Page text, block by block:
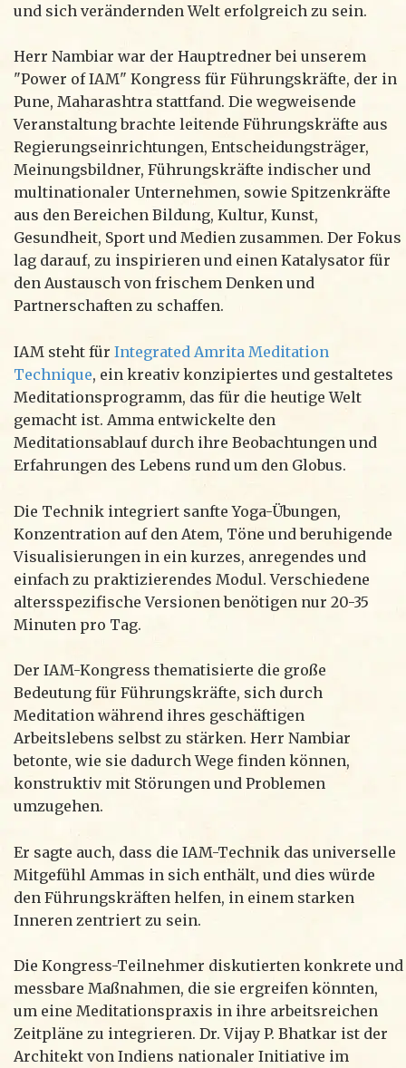
und sich verändernden Welt erfolgreich zu sein.
Herr Nambiar war der Hauptredner bei unserem
"Power of IAM" Kongress für Führungskräfte, der in
Pune, Maharashtra stattfand. Die wegweisende
Veranstaltung brachte leitende Führungskräfte aus
Regierungseinrichtungen, Entscheidungsträger,
Meinungsbildner, Führungskräfte indischer und
multinationaler Unternehmen, sowie Spitzenkräfte
aus den Bereichen Bildung, Kultur, Kunst,
Gesundheit, Sport und Medien zusammen. Der Fokus
lag darauf, zu inspirieren und einen Katalysator für
den Austausch von frischem Denken und
Partnerschaften zu schaffen.
IAM steht für Integrated Amrita Meditation
Technique, ein kreativ konzipiertes und gestaltetes
Meditationsprogramm, das für die heutige Welt
gemacht ist. Amma entwickelte den
Meditationsablauf durch ihre Beobachtungen und
Erfahrungen des Lebens rund um den Globus.
Die Technik integriert sanfte Yoga-Übungen,
Konzentration auf den Atem, Töne und beruhigende
Visualisierungen in ein kurzes, anregendes und
einfach zu praktizierendes Modul. Verschiedene
altersspezifische Versionen benötigen nur 20-35
Minuten pro Tag.
Der IAM-Kongress thematisierte die große
Bedeutung für Führungskräfte, sich durch
Meditation während ihres geschäftigen
Arbeitslebens selbst zu stärken. Herr Nambiar
betonte, wie sie dadurch Wege finden können,
konstruktiv mit Störungen und Problemen
umzugehen.
Er sagte auch, dass die IAM-Technik das universelle
Mitgefühl Ammas in sich enthält, und dies würde
den Führungskräften helfen, in einem starken
Inneren zentriert zu sein.
Die Kongress-Teilnehmer diskutierten konkrete und
messbare Maßnahmen, die sie ergreifen könnten,
um eine Meditationspraxis in ihre arbeitsreichen
Zeitpläne zu integrieren. Dr. Vijay P. Bhatkar ist der
Architekt von Indiens nationaler Initiative im